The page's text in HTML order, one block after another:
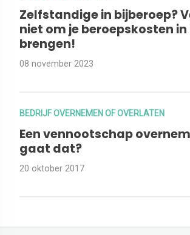
Zelfstandige in bijberoep?
niet om je beroepskosten
brengen!
08 november 2023
BEDRIJF OVERNEMEN OF OVERLATEN
Een vennootschap
gaat dat?
20 oktober 2017